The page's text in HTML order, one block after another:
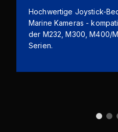
Hochwertige Joystick-
Marine Kameras -
der M232, M300, M400/
Serien.